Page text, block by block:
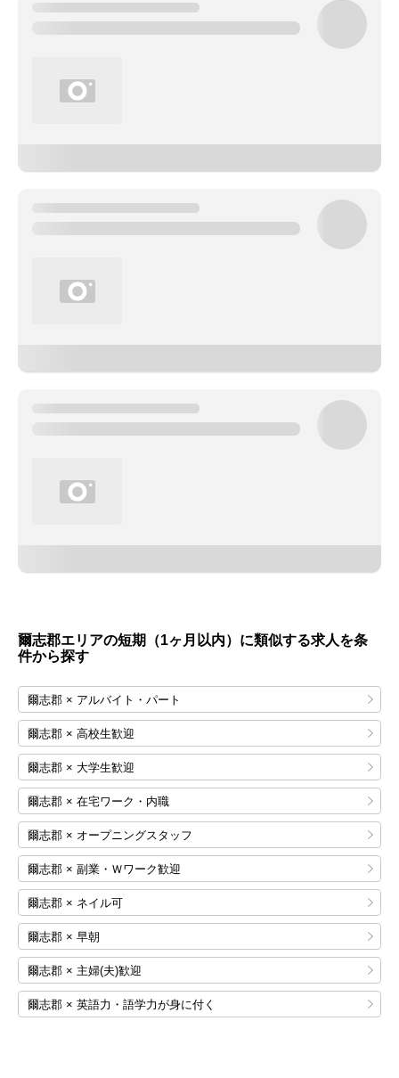
爾志郡エリアの短期（1ヶ月以内）に類似する求人を条
件から探す
爾志郡 × アルバイト・パート
爾志郡 × 高校生歓迎
爾志郡 × 大学生歓迎
爾志郡 × 在宅ワーク・内職
爾志郡 × オープニングスタッフ
爾志郡 × 副業・Ｗワーク歓迎
爾志郡 × ネイル可
爾志郡 × 早朝
爾志郡 × 主婦(夫)歓迎
爾志郡 × 英語力・語学力が身に付く